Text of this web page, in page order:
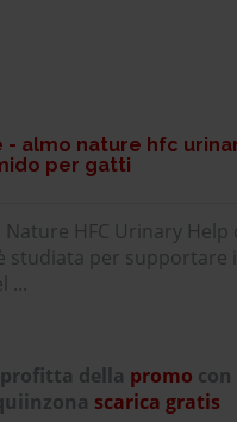
- almo nature hfc
per gatti
Nature HFC Urinary Help
studiata per supportare il
...
della promo con
scarica gratis